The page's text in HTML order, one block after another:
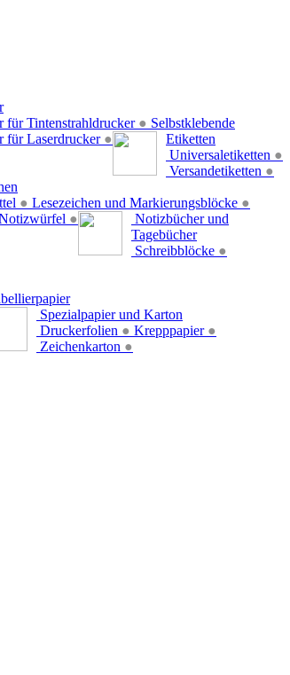
für Tintenstrahldrucker ●
für Laserdrucker ●
Selbstklebende
Etiketten
Universaletiketten ●
Versandetiketten ●
● Lesezeichen und Markierungsblöcke ●
●
Notizbücher und
Tagebücher
Schreibblöcke ●
Spezialpapier und Karton
Druckerfolien ● Krepppapier ●
Zeichenkarton ●